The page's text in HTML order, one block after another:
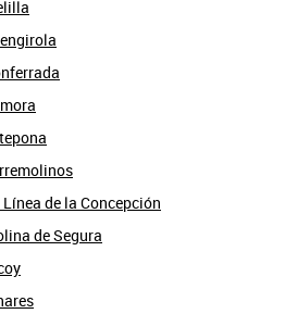
de la Concepción
de Segura